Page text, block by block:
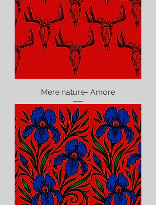
Mere nature- Amore